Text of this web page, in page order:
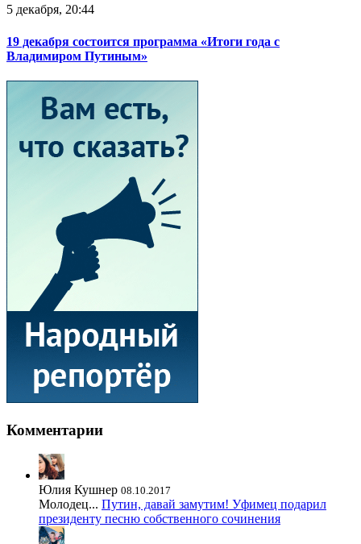
5 декабря, 20:44
19 декабря состоится программа «Итоги года с
Владимиром Путиным»
Комментарии
Юлия Кушнер 08.10.2017
Молодец... Путин, давай замутим! Уфимец подарил
президенту песню собственного сочинения